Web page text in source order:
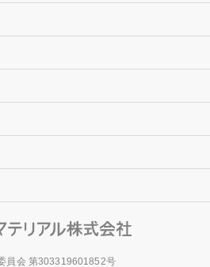
員会 第303319601852号